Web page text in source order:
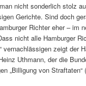
nicht sonderlich stolz
Gerichte. Sind doch
Richter eher – im
nicht alle Hamburger
vernachlässigen zeigt der
Uthmann, der die
„Billigung von Straftaten“